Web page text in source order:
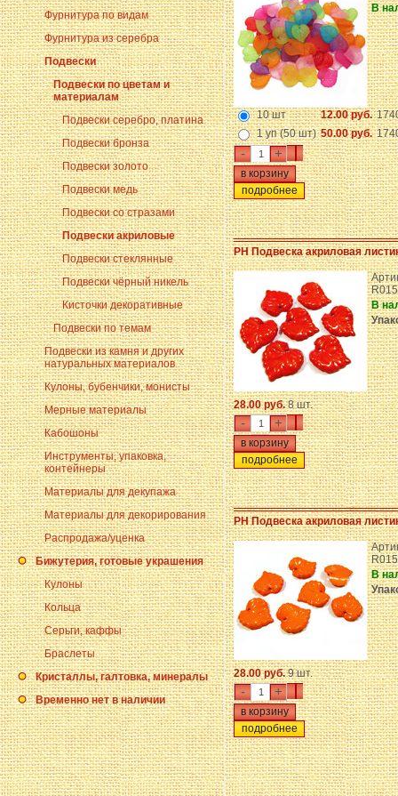
Фурнитура по видам
Фурнитура из серебра
Подвески
Подвески по цветам и
материалам
Подвески серебро, платина
Подвески бронза
Подвески золото
Подвески медь
Подвески со стразами
Подвески акриловые
Подвески стеклянные
Подвески чёрный никель
Кисточки декоративные
Подвески по темам
Подвески из камня и других
натуральных материалов
Кулоны, бубенчики, монисты
Мерные материалы
Кабошоны
Инструменты, упаковка,
контейнеры
Материалы для декупажа
Материалы для декорирования
Распродажа/уценка
Бижутерия, готовые украшения
Кулоны
Кольца
Серьги, каффы
Браслеты
Кристаллы, галтовка, минералы
Временно нет в наличии
В
10 шт 12.00 руб.
1 уп (50 шт) 50.00 руб.
- +
подробнее
PH Подвеска акриловая
В
28.00 руб.8 шт.
- +
подробнее
PH Подвеска акриловая
В
28.00 руб.9 шт.
- +
подробнее